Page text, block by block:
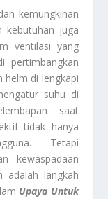
kemungkinan
kebutuhan juga
ventilasi yang
pertimbangkan
helm di lengkapi
suhu di
saat
tidak hanya
Tetapi
kewaspadaan
adalah langkah
Upaya Untuk